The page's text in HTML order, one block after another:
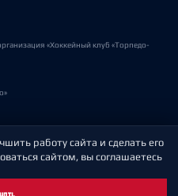
«Хоккейный клуб «Торпедо-
работу сайта и сделать его
сайтом, вы соглашаетесь